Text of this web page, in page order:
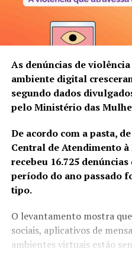
As denúncias de
ambiente digital
segundo dados
pelo Ministério das
De acordo com a pasta,
Central de Atendimento
recebeu 16.725
período do ano passado
tipo.
O levantamento mostra
sociais, aplicativos de
ambientes virtuais estão